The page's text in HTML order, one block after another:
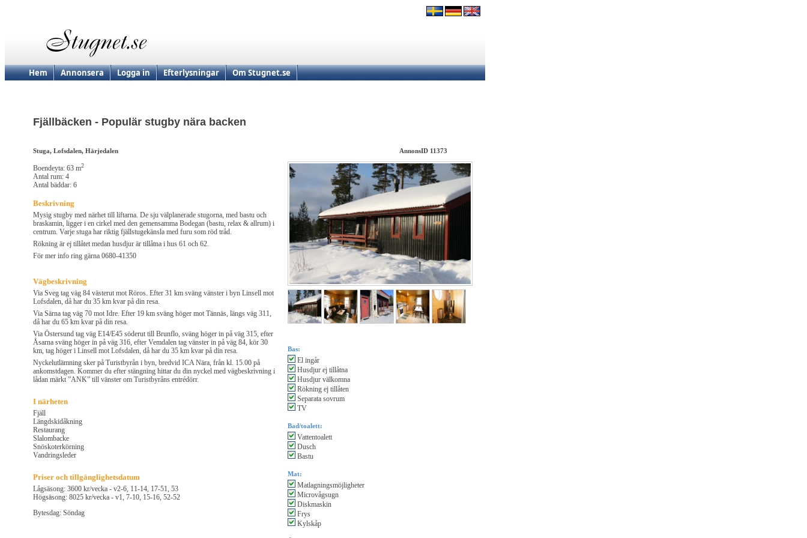
Hem Annonsera Logga in Efterlysningar Om Stugnet.se
Fjällbäcken - Populär stugby nära backen
Stuga, Lofsdalen, Härjedalen AnnonsID 11373
Boendeyta: 63 m2
Antal rum: 4
Antal bäddar: 6
Beskrivning
Mysig stugby med närhet till liftarna. De sju välplanerade stugorna, med bastu och
braskamin, ligger i en cirkel med den gemensamma Bodegan (bastu, relax & allrum) i
centrum. Varje stuga har riktig fjällstugekänsla med furu som röd tråd.
Rökning är ej tillåtet medan husdjur är tillåtna i hus 61 och 62.
För mer info ring gärna 0680-41350
Vägbeskrivning
Via Sveg tag väg 84 västerut mot Röros. Efter 31 km sväng vänster i byn Linsell mot
Lofsdalen, då har du 35 km kvar på din resa.
Via Särna tag väg 70 mot Idre. Efter 19 km sväng höger mot Tännäs, längs väg 311,
då har du 65 km kvar på din resa.
Via Östersund tag väg E14/E45 söderut till Brunflo, sväng höger in på väg 315, efter
Åsarna sväng höger in på väg 316, efter Vemdalen tag vänster in på väg 84, kör 30
km, tag höger i Linsell mot Lofsdalen, då har du 35 km kvar på din resa.
Nyckelutlämning sker på Turistbyrån i byn, bredvid ICA Nära, från kl. 15.00 på
ankomstdagen. Kommer du efter stängning hittar du din nyckel med vägbeskrivning i
lådan märkt ”ANK” till vänster om Turistbyråns entrédörr.
I närheten
Fjäll
Längdskidåkning
Restaurang
Slalombacke
Snöskoterkörning
Vandringsleder
Priser och tillgänglighetsdatum
Lågsäsong: 3600 kr/vecka - v2-6, 11-14, 17-51, 53
Högsäsong: 8025 kr/vecka - v1, 7-10, 15-16, 52-52
Bytesdag: Söndag
Bas:
El ingår
Husdjur ej tillåtna
Husdjur välkomna
Rökning ej tillåten
Separata sovrum
TV
Bad/toalett:
Vattentoalett
Dusch
Bastu
Mat:
Matlagningsmöjligheter
Microvågsugn
Diskmaskin
Frys
Kylskåp